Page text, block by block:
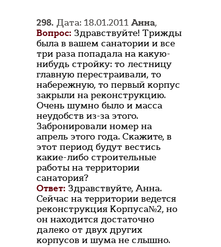
298. Дата: 18.01.2011Анна,
Вопрос: Здравствуйте! Трижды
была в вашем санатории и все
три раза попадала на какую-
нибудь стройку: то лестницу
главную перестраивали, то
набережную, то первый корпус
закрыли на реконструкцию.
Очень шумно было и масса
неудобств из-за этого.
Забронировали номер на
апрель этого года. Скажите, в
этот период будут вестись
какие-либо строительные
работы на территории
санатория?
Ответ: Здравствуйте, Анна.
Сейчас на территории ведется
реконструкция Корпуса№2, но
он находится достаточно
далеко от двух других
корпусов и шума не слышно.